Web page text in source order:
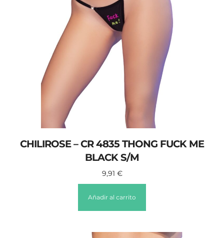
CHILIROSE – CR 4835 THONG FUCK ME
BLACK S/M
9,91 €
Añadir al carrito